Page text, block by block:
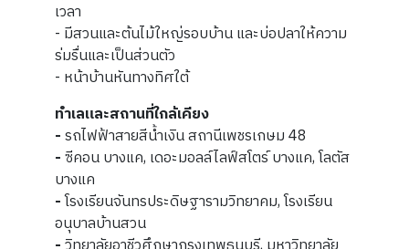
เวลา
- มีสวนและต้นไม้ใหญ่รอบบ้าน และบ่อปลาให้ความ
ร่มรื่นและเป็นส่วนตัว
- หน้าบ้านหันทางทิศใต้
ทำเลและสถานที่ใกล้เคียง
-รถไฟฟ้าสายสีน้ำเงิน สถานีเพชรเกษม 48
-ซีคอน บางแค, เดอะมอลล์ไลฟ์สโตร์ บางแค, โลตัส
บางแค
-โรงเรียนจันทรประดิษฐารามวิทยาคม, โรงเรียน
อนุบาลบ้านสวน